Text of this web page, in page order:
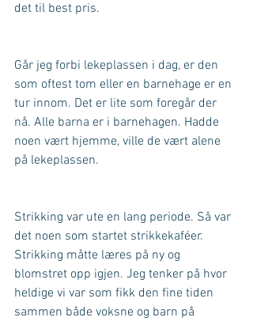
det til best pris.
Går jeg forbi lekeplassen i dag, er den
som oftest tom eller en barnehage er en
tur innom. Det er lite som foregår der
nå. Alle barna er i barnehagen. Hadde
noen vært hjemme, ville de vært alene
på lekeplassen.
Strikking var ute en lang periode. Så var
det noen som startet strikkekaféer.
Strikking måtte læres på ny og
blomstret opp igjen. Jeg tenker på hvor
heldige vi var som fikk den fine tiden
sammen både voksne og barn på